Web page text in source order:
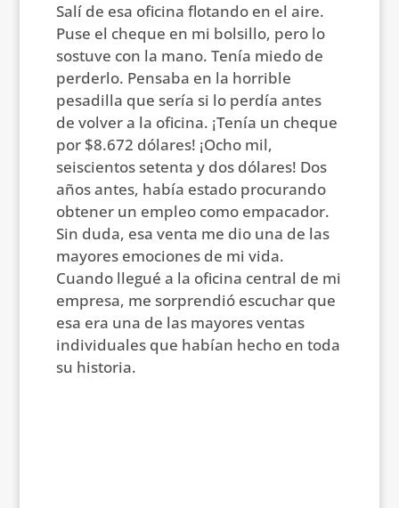
Salí de esa oficina flotando en el aire.
Puse el cheque en mi bolsillo, pero lo
sostuve con la mano. Tenía miedo de
perderlo. Pensaba en la horrible
pesadilla que sería si lo perdía antes
de volver a la oficina. ¡Tenía un cheque
por $8.672 dólares! ¡Ocho mil,
seiscientos setenta y dos dólares! Dos
años antes, había estado procurando
obtener un empleo como empacador.
Sin duda, esa venta me dio una de las
mayores emociones de mi vida.
Cuando llegué a la oficina central de mi
empresa, me sorprendió escuchar que
esa era una de las mayores ventas
individuales que habían hecho en toda
su historia.